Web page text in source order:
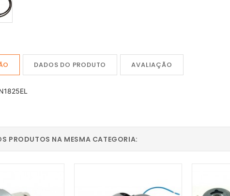
DADOS DO PRODUTO AVALIAÇÃO
PRODUTOS NA MESMA CATEGORIA: